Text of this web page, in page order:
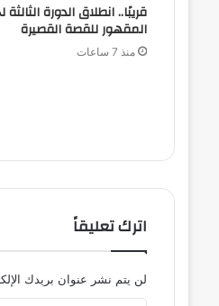
قريبًا.. انطلاق الدورة
المقهور للقصة القصيرة
منذ 7 ساعات
اترك تعليقاً
لن يتم نشر عنوان بريدك